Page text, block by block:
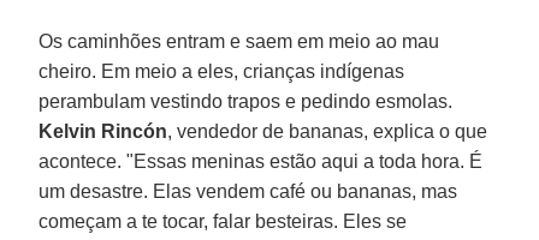
Os caminhões entram e saem em meio ao mau
cheiro. Em meio a eles, crianças indígenas
perambulam vestindo trapos e pedindo esmolas.
Kelvin Rincón, vendedor de bananas, explica o que
acontece. "Essas meninas estão aqui a toda hora. É
um desastre. Elas vendem café ou bananas, mas
começam a te tocar, falar besteiras. Eles se